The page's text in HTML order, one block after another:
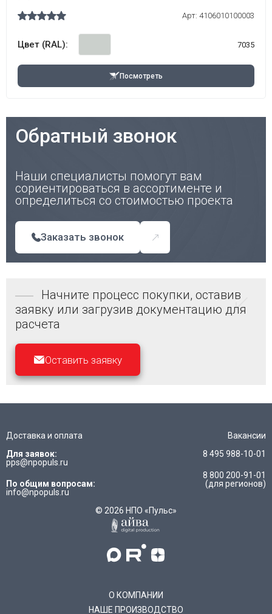
Арт: 4106010100003
Цвет (RAL): 7035
Посмотреть
Обратный звонок
Наши специалисты помогут вам
сориентироваться в ассортименте и
определиться со стоимостью проекта
Заказать звонок
Начните процесс покупки, оставив
заявку или загрузив документацию для
расчета
Оставить заявку
Доставка и оплата
Вакансии
Для заявок:
pps@npopuls.ru
По общим вопросам:
info@npopuls.ru
8 495 988-10-01
8 800 200-91-01
(для регионов)
© 2026 НПО «Пульс»
О КОМПАНИИ
НАШЕ ПРОИЗВОДСТВО